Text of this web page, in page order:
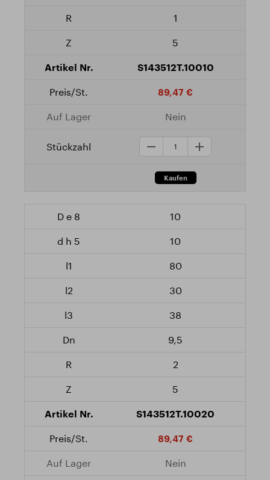
1
5
S143512T.10010
89,47 €
Nein
10
10
80
30
38
9,5
2
5
S143512T.10020
89,47 €
Nein